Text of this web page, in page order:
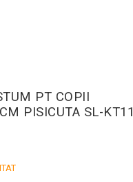
PT COPII
PISICUTA SL-KT11